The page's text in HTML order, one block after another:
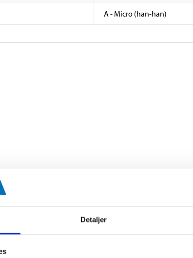
Detaljer
A - Micro (han-han)